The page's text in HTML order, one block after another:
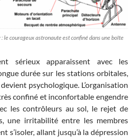
: le courageux astronaute est confiné dans une boîte
sérieux apparaissent avec les
durée sur les stations orbitales,
psychologique. L’organisation
confiné et inconfortable engendre
les contrôleurs au sol, le rejet de
une irritabilité entre les membres
s’isoler, allant jusqu’à la dépression